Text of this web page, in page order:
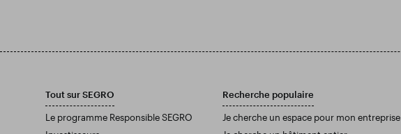
Tout sur SEGRO
Le programme Responsible SEGRO
Recherche populaire
Je cherche un espace pour mon entreprise